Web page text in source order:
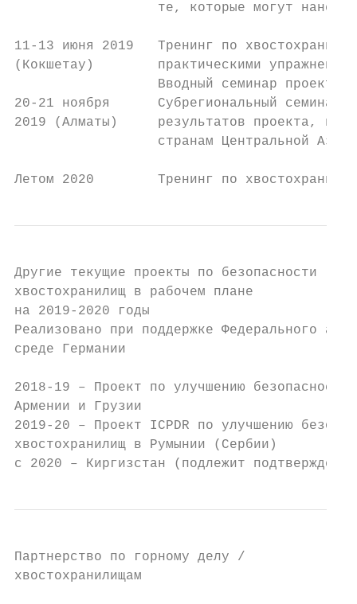
те, которые могут
11-13 июня 2019   Тренинг по
(Кокшетау)        практическими
Вводный семинар проекта
20-21 ноября      Субрегиональный семинар
2019 (Алматы)     результатов проекта,
                  странам Центральной Азии
Летом 2020        Тренинг по
Другие текущие проекты по безопасности
хвостохранилищ в рабочем плане
на 2019-2020 годы
Реализовано при поддержке Федерального
среде Германии
2018-19 – Проект по улучшению безопасности
Армении и Грузии
2019-20 – Проект ICPDR по улучшению
хвостохранилищ в Румынии (Сербии)
с 2020 – Киргизстан (подлежит
Партнерство по горному делу /
хвостохранилищам